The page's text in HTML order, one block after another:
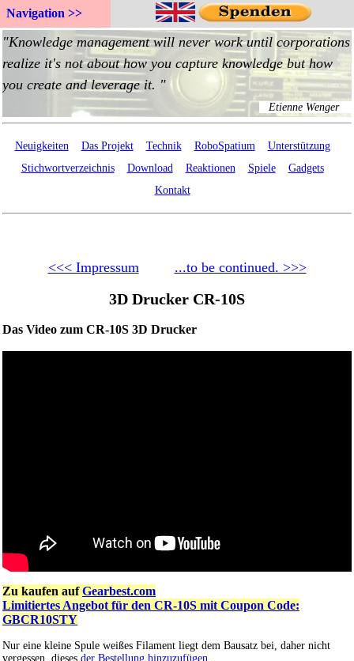
Navigation >>
Neuigkeiten Das Projekt Technik RoboSpatium
Unterstützung
Stichwortverzeichnis
Download Reaktionen Spiele
Gadgets
Kontakt
<<< Impressum ...to be continued. >>>
3D Drucker CR-10S
Das Video zum CR-10S 3D Drucker
Zu kaufen aufGearbest.com
Limitiertes Angebot für den CR-10S mit Coupon Code:
GBCR10STY
Nur eine kleine Spule weißes Filament liegt dem Bausatz bei, daher nicht
vergessen, dieses der Bestellung hinzuzufügen